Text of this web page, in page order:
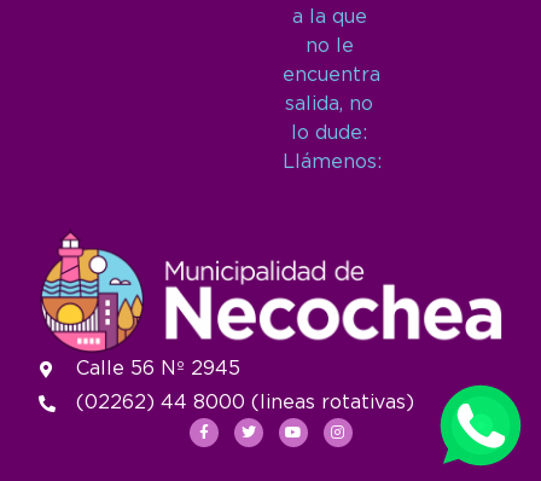
a la que
no le
encuentra
salida, no
lo dude:
Llámenos:
Calle 56 Nº 2945
(02262) 44 8000 (lineas rotativas)